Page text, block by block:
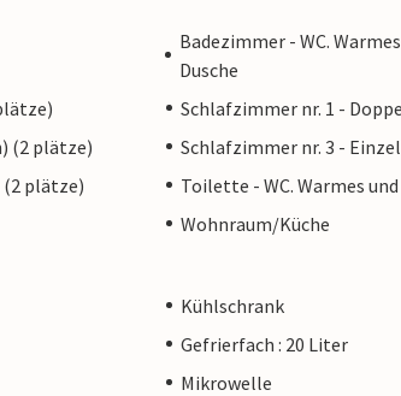
Badezimmer - WC.
Dusche
Schlafzimmer nr. 1 -
(2 plätze)
Schlafzimmer nr. 3 -
plätze)
Toilette - WC. Warmes
Wohnraum/Küche
Kühlschrank
Gefrierfach : 20 Liter
Mikrowelle